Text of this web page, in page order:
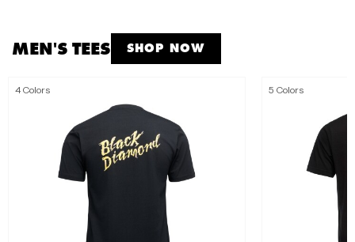
MEN'S TEES SHOP NOW
4 Colors 5 Colors